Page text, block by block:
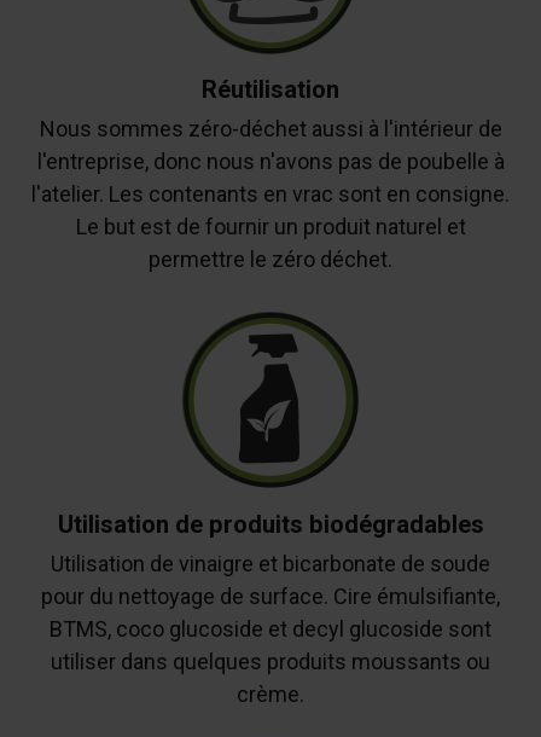
Réutilisation
Nous sommes zéro-déchet aussi à l'intérieur de
l'entreprise, donc nous n'avons pas de poubelle à
l'atelier. Les contenants en vrac sont en consigne.
Le but est de fournir un produit naturel et
permettre le zéro déchet.
Utilisation de produits biodégradables
Utilisation de vinaigre et bicarbonate de soude
pour du nettoyage de surface. Cire émulsifiante,
BTMS, coco glucoside et decyl glucoside sont
utiliser dans quelques produits moussants ou
crème.